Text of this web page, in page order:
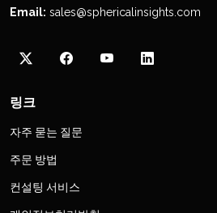
Email: sales@sphericalinsights.com
링크
자주 묻는 질문
주문 방법
컨설팅 서비스